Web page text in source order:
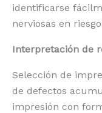
identificarse
nerviosas en
Interpretación de
Selección de
de defectos
impresión con